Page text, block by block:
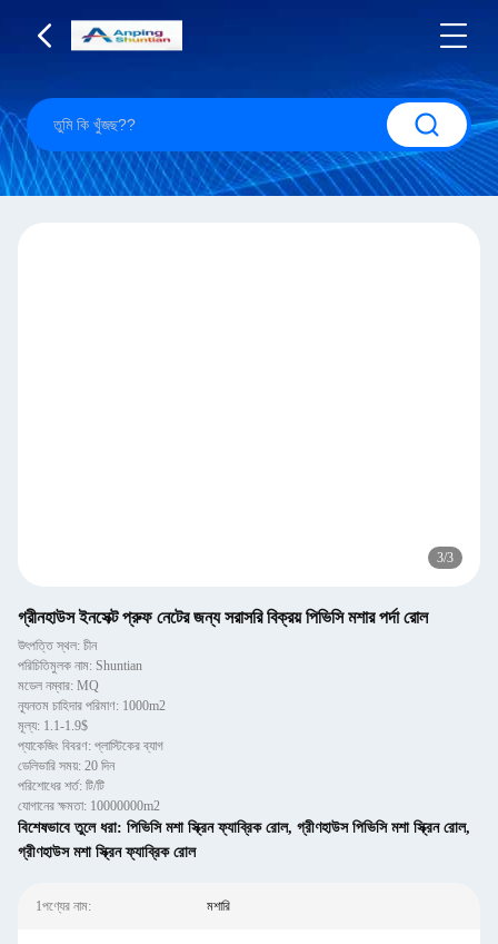
3/3
গ্রীনহাউস ইনসেক্ট প্রুফ নেটের জন্য সরাসরি বিক্রয় পিভিসি মশার পর্দা রোল
উৎপত্তি স্থল: চীন
পরিচিতিমুলক নাম: Shuntian
মডেল নম্বার: MQ
ন্যূনতম চাহিদার পরিমাণ: 1000m2
মূল্য: 1.1-1.9$
প্যাকেজিং বিবরণ: প্লাস্টিকের ব্যাগ
ডেলিভারি সময়: 20 দিন
পরিশোধের শর্ত: টি/টি
যোগানের ক্ষমতা: 10000000m2
বিশেষভাবে তুলে ধরা: পিভিসি মশা স্ক্রিন ফ্যাব্রিক রোল, গ্রীণহাউস পিভিসি মশা স্ক্রিন রোল,
গ্রীণহাউস মশা স্ক্রিন ফ্যাব্রিক রোল
1পণ্যের নাম: মশারি